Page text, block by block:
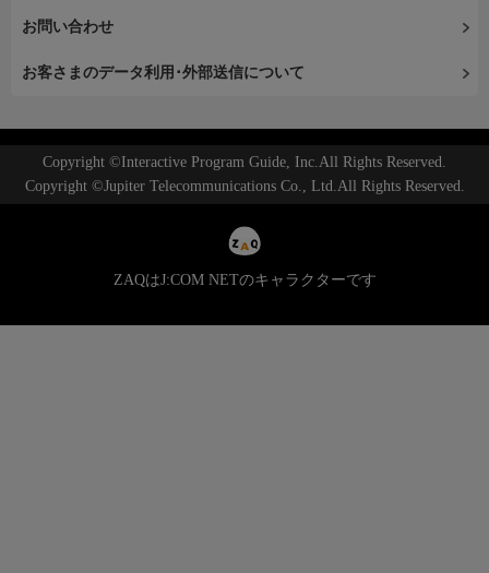
お問い合わせ
お客さまのデータ利用･外部送信について
Copyright ©Interactive Program Guide, Inc.All Rights Reserved.
Copyright ©Jupiter Telecommunications Co., Ltd.All Rights Reserved.
ZAQはJ:COM NETのキャラクターです